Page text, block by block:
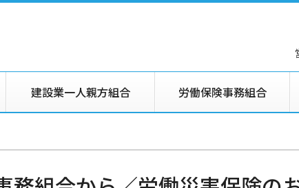
建設業一人親方組合 労働保険事務組合